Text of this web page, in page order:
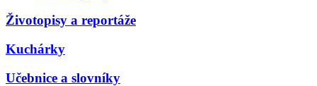
Životopisy a reportáže
Kuchárky
Učebnice a slovníky